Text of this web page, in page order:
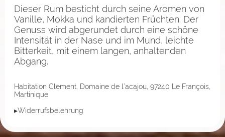
Dieser Rum besticht durch seine Aromen von
Vanille, Mokka und kandierten Früchten. Der
Genuss wird abgerundet durch eine schöne
Intensität in der Nase und im Mund, leichte
Bitterkeit, mit einem langen, anhaltenden
Abgang.
Habitation Clément, Domaine de l’acajou, 97240 Le François,
Martinique
▸Widerrufsbelehrung